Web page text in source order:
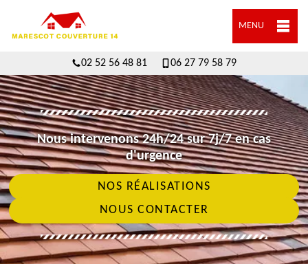
MENU
02 52 56 48 81 06 27 79 58 79
Nous intervenons 24h/24 sur 7j/7 en cas
d'urgence
NOS RÉALISATIONS
NOUS CONTACTER